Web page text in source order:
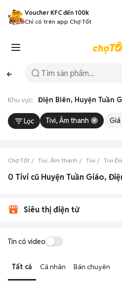
Voucher KFC đến 100k
Chỉ có trên app Chợ Tốt
Khu vực: Điện Biên, Huyện Tuần
Lọc Tivi, Âm thanh Giá
Chợ Tốt Tivi, Âm thanh Tivi Tivi
0 Tivi cũ Huyện Tuần Giáo,
Siêu thị điện tử
Tin có video
Tất cả Cá nhân Bán chuyên